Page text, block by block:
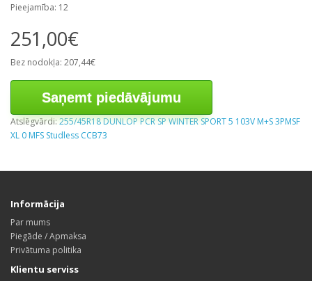
Pieejamība: 12
251,00€
Bez nodokļa: 207,44€
Saņemt piedāvājumu
Atslēgvārdi:255/45R18 DUNLOP PCR SP WINTER SPORT 5 103V M+S 3PMSF
XL 0 MFS Studless CCB73
Informācija
Par mums
Piegāde / Apmaksa
Privātuma politika
Klientu serviss